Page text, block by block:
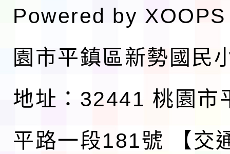
Powered by XOOPS
園市平鎮區新勢國民
地址：32441 桃園市
平路一段181號
【交